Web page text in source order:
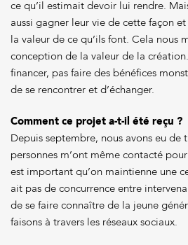
ce qu’il estimait devoir lui rendre.
aussi gagner leur vie de cette façon
la valeur de ce qu’ils font. Cela nous
conception de la valeur de la
financer, pas faire des bénéfices
de se rencontrer et d’échanger.
Comment ce projet a-t-il été reçu ?
Depuis septembre, nous avons eu de
personnes m’ont même contacté
est important qu’on maintienne une
ait pas de concurrence entre
de se faire connaître de la jeune
faisons à travers les réseaux sociaux.